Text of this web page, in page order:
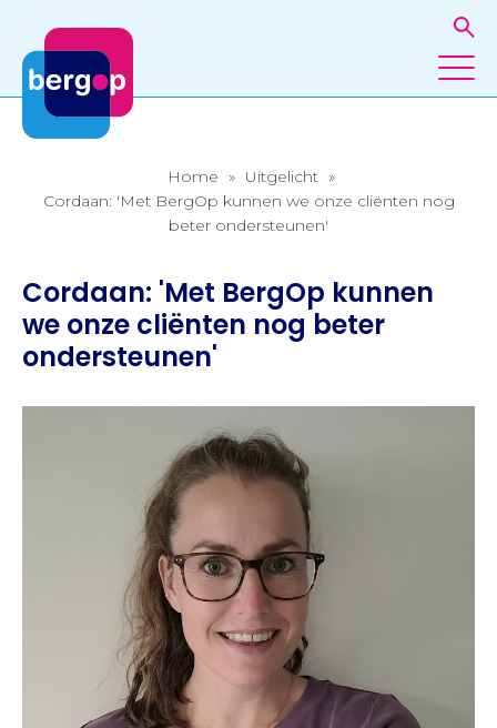
Home » Uitgelicht »
Cordaan: 'Met BergOp kunnen we onze cliënten nog
beter ondersteunen'
Cordaan: 'Met BergOp kunnen
we onze cliënten nog beter
ondersteunen'